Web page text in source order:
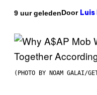
9 uur geledenDoor Luis
(PHOTO BY NOAM GALAI/